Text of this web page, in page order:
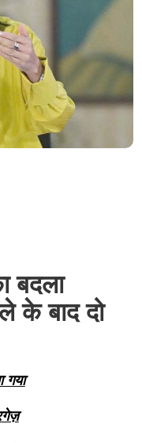
बदला
के बाद दो
गया